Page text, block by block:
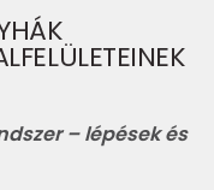
– lépések és